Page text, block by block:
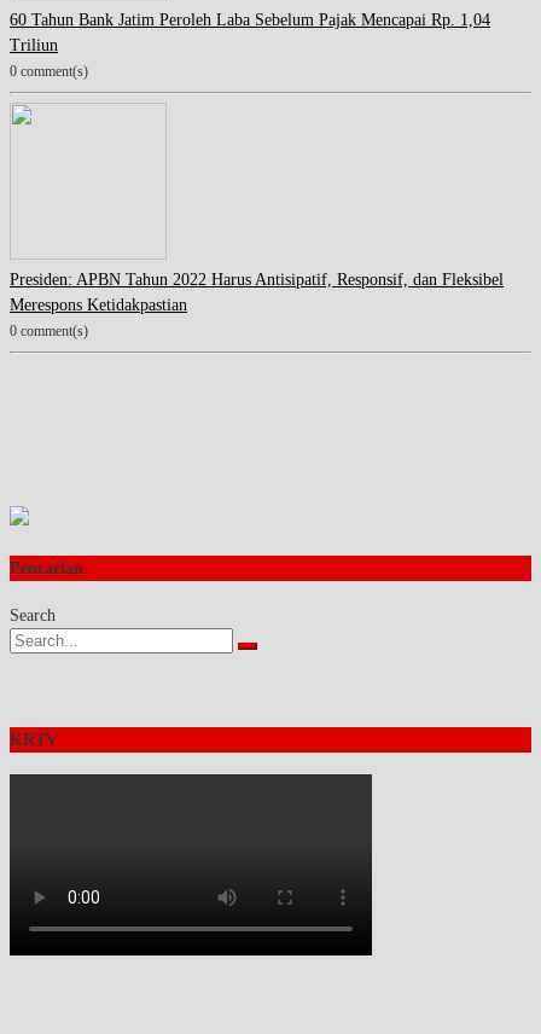
60 Tahun Bank Jatim Peroleh Laba Sebelum Pajak Mencapai Rp. 1,04
Triliun
0 comment(s)
Presiden: APBN Tahun 2022 Harus Antisipatif, Responsif, dan Fleksibel
Merespons Ketidakpastian
0 comment(s)
Pencarian
Search
KRTV